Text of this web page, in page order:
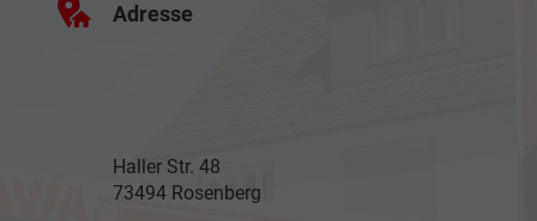
Adresse
Haller Str. 48
73494 Rosenberg